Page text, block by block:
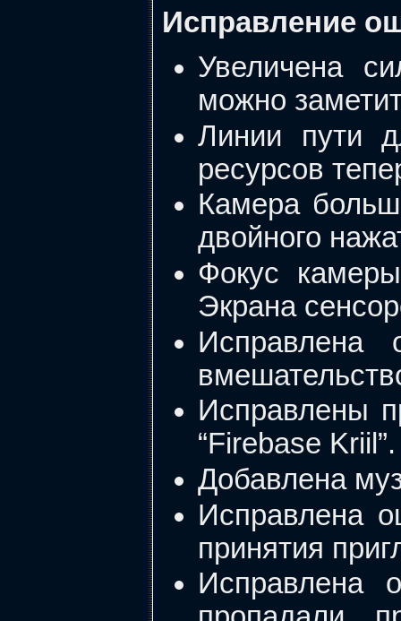
Исправление
Увеличена
можно
Линии пути
ресурсов
Камера
двойного
Фокус
Экрана
Исправлена
Исправлены
“Firebase Kriil”.
Добавлена
Исправлена
принятия
Исправлена